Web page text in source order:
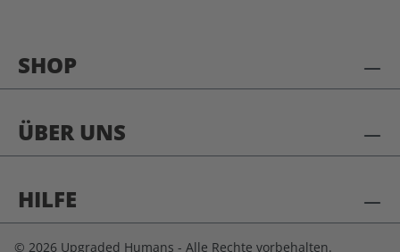
SHOP
ÜBER UNS
HILFE
© 2026 Upgraded Humans - Alle Rechte vorbehalten.